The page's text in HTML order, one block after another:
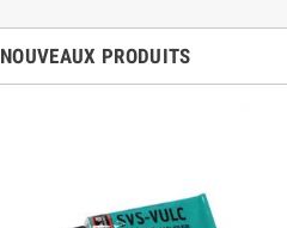
NOUVEAUX PRODUITS